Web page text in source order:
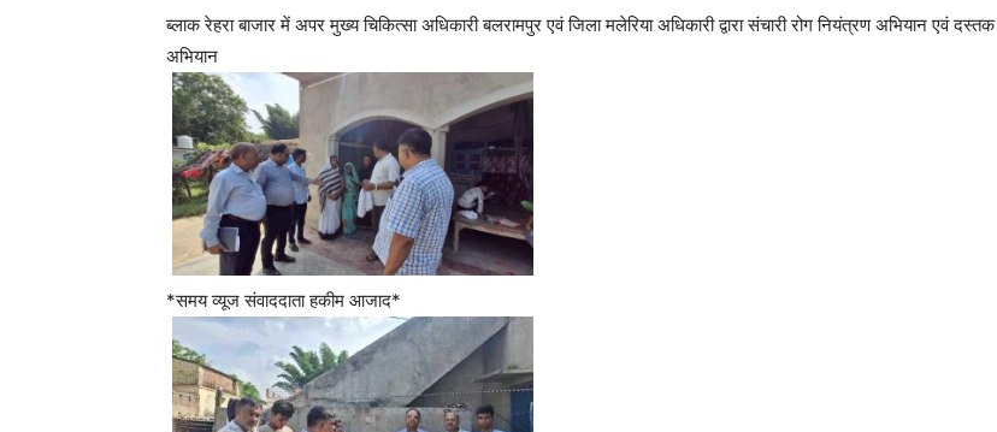
ब्लाक रेहरा बाजार में अपर मुख्य चिकित्सा अधिकारी बलरामपुर एवं जिला मलेरिया अधिकारी द्वारा संचारी रोग नियंत्रण अभियान एवं दस्तक
अभियान
*समय व्यूज संवाददाता हकीम आजाद*